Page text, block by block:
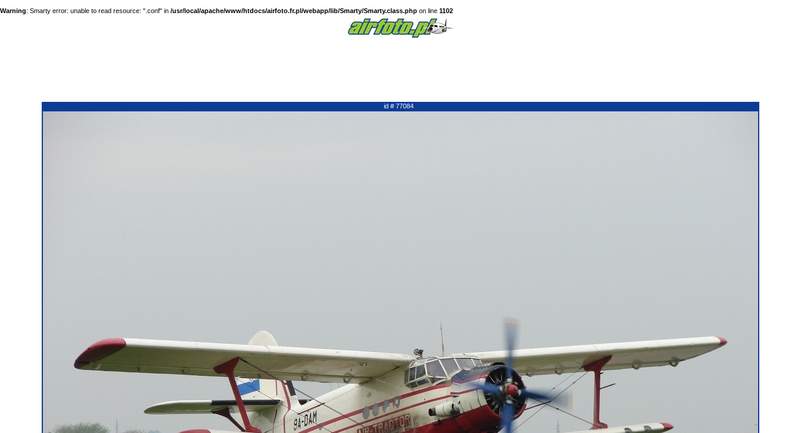
Warning: Smarty error: unable to read resource: ".conf" in /usr/local/apache/www/htdocs/airfoto.fr.pl/webapp/lib/Smarty/Smarty.class.php on line 1102
id # 77084